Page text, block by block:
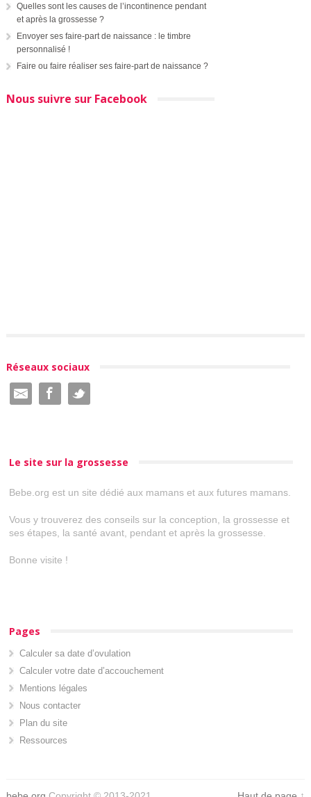
Quelles sont les causes de l’incontinence pendant
et après la grossesse ?
Envoyer ses faire-part de naissance : le timbre
personnalisé !
Faire ou faire réaliser ses faire-part de naissance ?
Nous suivre sur Facebook
Réseaux sociaux
Le site sur la grossesse
Bebe.org est un site dédié aux mamans et aux futures mamans.
Vous y trouverez des conseils sur la conception, la grossesse et
ses étapes, la santé avant, pendant et après la grossesse.
Bonne visite !
Pages
Calculer sa date d’ovulation
Calculer votre date d’accouchement
Mentions légales
Nous contacter
Plan du site
Ressources